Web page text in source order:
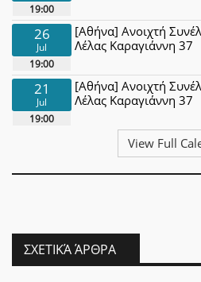
19:00
26
Jul
19:00
[Αθήνα] Ανοιχτή
Λέλας Καραγιάννη 37
21
Jul
19:00
[Αθήνα] Ανοιχτή
Λέλας Καραγιάννη 37
View Full
ΣΧΕΤΙΚΆ ΆΡΘΡΑ